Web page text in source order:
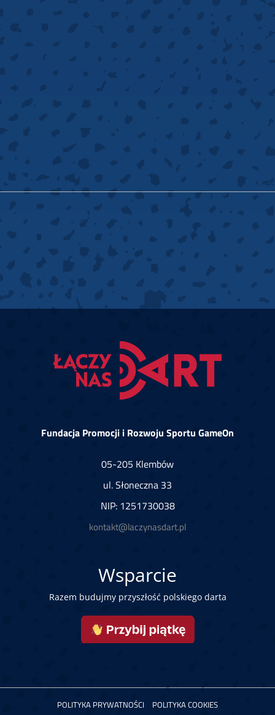
Fundacja Promocji i Rozwoju Sportu GameOn
05-205 Klembów
ul. Słoneczna 33
NIP: 1251730038
kontakt@laczynasdart.pl
Wsparcie
Razem budujmy przyszłość polskiego darta
POLITYKA PRYWATNOŚCI POLITYKA COOKIES